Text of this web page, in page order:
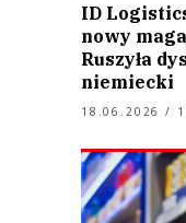
ID
nowy
Ruszyła
niemiecki
18.06.2026 /